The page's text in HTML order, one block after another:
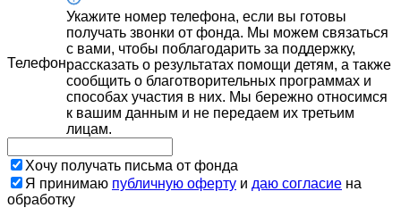
Телефон
Укажите номер телефона, если вы готовы
получать звонки от фонда. Мы можем связаться
с вами, чтобы поблагодарить за поддержку,
рассказать о результатах помощи детям, а также
сообщить о благотворительных программах и
способах участия в них. Мы бережно относимся
к вашим данным и не передаем их третьим
лицам.
Хочу получать письма от фонда
Я принимаю публичную оферту и даю согласие на
обработку